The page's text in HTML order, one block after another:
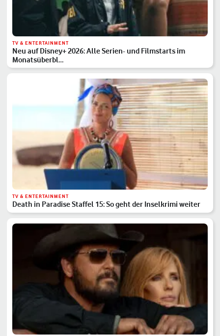
TV & ENTERTAINMENT
Neu auf Disney+ 2026: Alle Serien- und Filmstarts im
Monatsüberbl…
TV & ENTERTAINMENT
Death in Paradise Staffel 15: So geht der Inselkrimi weiter